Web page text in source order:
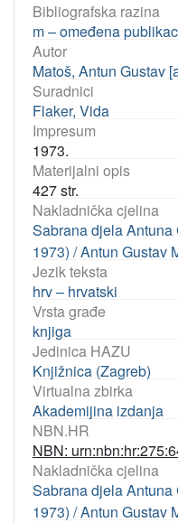
Bibliografska razina
m – omeđena
Autor
Matoš, Antun Gustav
Suradnici
Flaker, Vida
Impresum
1973.
Materijalni opis
427 str.
Nakladnička cjelina
Sabrana djela Antuna
1973) / Antun Gustav
Jezik teksta
hrv – hrvatski
Vrsta građe
knjiga
Jedinica HAZU
Knjižnica (Zagreb)
Virtualna zbirka
Akademijina izdanja
NBN.HR
NBN:
Nakladnička cjelina
Sabrana djela Antuna
1973) / Antun Gustav